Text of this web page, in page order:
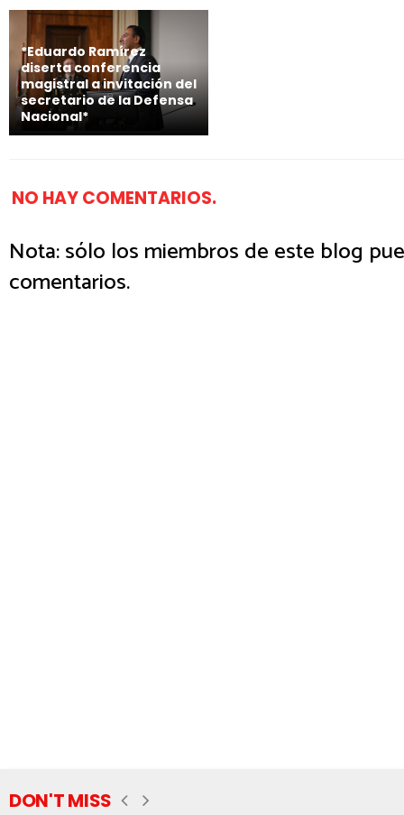
*Eduardo Ramírez
diserta conferencia
magistral a invitación del
secretario de la Defensa
Nacional*
NO HAY COMENTARIOS.
Nota: sólo los miembros de este blog
comentarios.
DON'T MISS